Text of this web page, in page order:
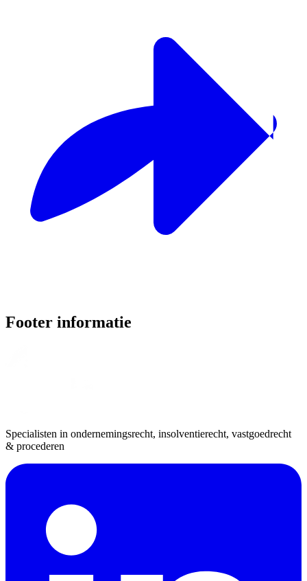
Footer informatie
Specialisten in ondernemingsrecht, insolventierecht, vastgoedrecht
& procederen